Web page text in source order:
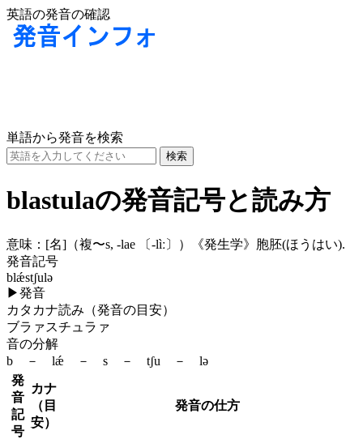
英語の発音の確認
単語から発音を検索
blastulaの発音記号と読み方
意味： [名] （複〜s, -lae 〔-lìː〕
）《発生学》胞胚(ほうはい).
発音記号
blǽstʃulə
▶発音
カタカナ読み（発音の目安）
ブラァスチュラァ
音の分解
b － lǽ － s － tʃu － lə
発
音
記
号
カナ
（目
安）
発音の仕方